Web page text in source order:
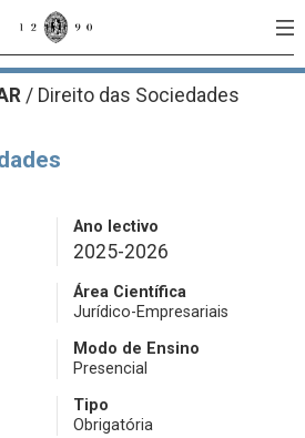
/ Direito das Sociedades
Ano lectivo
2025-2026
Área Científica
Jurídico-Empresariais
Modo de Ensino
Presencial
Tipo
Obrigatória